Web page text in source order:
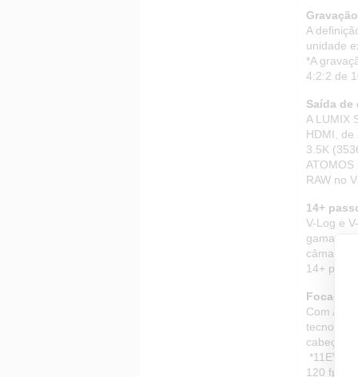
A
unidade
*A
4:2:2 de
Saída de
A LUMIX
HDMI,
3.5K
RAW no
14+
V-Log e
gama de
câmaras
14+
Com AF
cabeças,
*11EV,
120 fps.